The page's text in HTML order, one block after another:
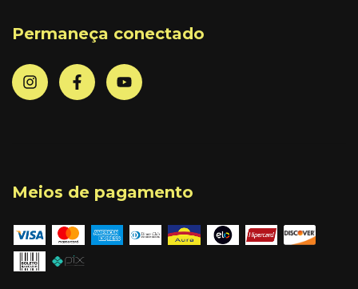
Permaneça conectado
Meios de pagamento